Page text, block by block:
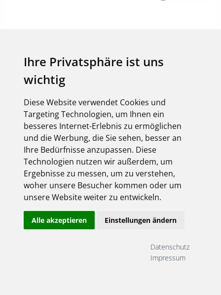
Ihre Privatsphäre ist uns
wichtig
Diese Website verwendet Cookies und
Targeting Technologien, um Ihnen ein
besseres Internet-Erlebnis zu ermöglichen
und die Werbung, die Sie sehen, besser an
Ihre Bedürfnisse anzupassen. Diese
Technologien nutzen wir außerdem, um
Ergebnisse zu messen, um zu verstehen,
woher unsere Besucher kommen oder um
unsere Website weiter zu entwickeln.
Alle akzeptieren Einstellungen ändern
Datenschutz
Impressum